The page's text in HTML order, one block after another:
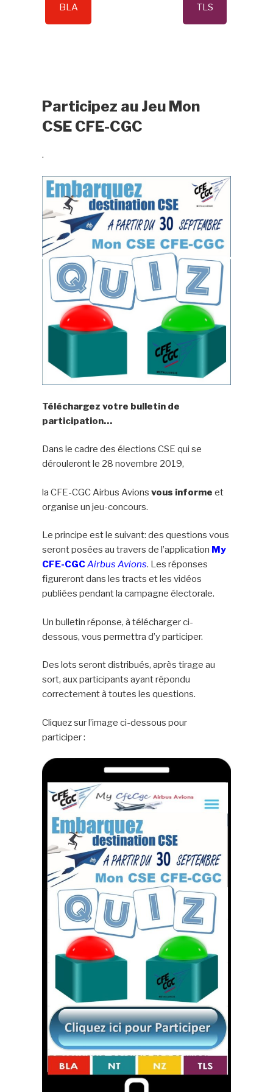
BLA TLS
Participez au Jeu Mon
CSE CFE-CGC
.
Téléchargez votre bulletin de
participation…
Dans le cadre des élections CSE qui se
dérouleront le 28 novembre 2019,
la CFE-CGC Airbus Avionsvous informeet
organise un jeu-concours.
Le principe est le suivant: des questions vous
seront posées au travers de l’application My
CFE-CGCAirbus Avions. Les réponses
figureront dans les tracts et les vidéos
publiées pendant la campagne électorale.
Un bulletin réponse, à télécharger ci-
dessous, vous permettra d’y participer.
Des lots seront distribués, après tirage au
sort, aux participants ayant répondu
correctement à toutes les questions.
Cliquez sur l’image ci-dessous pour
participer :